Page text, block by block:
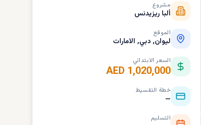
مشروع
ألبا ريزيدنس
الموقع
لیوان, دبي, الامارات
السعر الابتدائي
AED 1,020,000
خطة التقسيط
—
التسليم